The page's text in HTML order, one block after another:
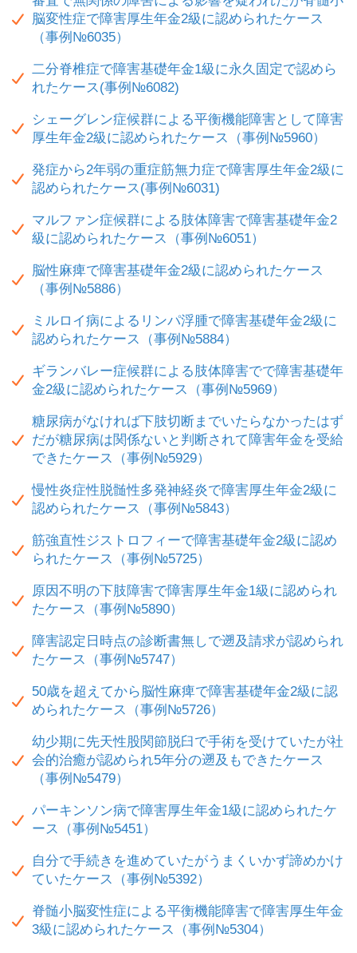
脳変性症で障害厚生年金2級に認められたケース
（事例№6035）
二分脊椎症で障害基礎年金1級に永久固定で認めら
れたケース(事例№6082)
シェーグレン症候群による平衡機能障害として障害
厚生年金2級に認められたケース（事例№5960）
発症から2年弱の重症筋無力症で障害厚生年金2級に
認められたケース(事例№6031)
マルファン症候群による肢体障害で障害基礎年金2
級に認められたケース（事例№6051）
脳性麻痺で障害基礎年金2級に認められたケース
（事例№5886）
ミルロイ病によるリンパ浮腫で障害基礎年金2級に
認められたケース（事例№5884）
ギランバレー症候群による肢体障害でで障害基礎年
金2級に認められたケース（事例№5969）
糖尿病がなければ下肢切断までいたらなかったはず
だが糖尿病は関係ないと判断されて障害年金を受給
できたケース（事例№5929）
慢性炎症性脱髄性多発神経炎で障害厚生年金2級に
認められたケース（事例№5843）
筋強直性ジストロフィーで障害基礎年金2級に認め
られたケース（事例№5725）
原因不明の下肢障害で障害厚生年金1級に認められ
たケース（事例№5890）
障害認定日時点の診断書無しで遡及請求が認められ
たケース（事例№5747）
50歳を超えてから脳性麻痺で障害基礎年金2級に認
められたケース（事例№5726）
幼少期に先天性股関節脱臼で手術を受けていたが社
会的治癒が認められ5年分の遡及もできたケース
（事例№5479）
パーキンソン病で障害厚生年金1級に認められたケ
ース（事例№5451）
自分で手続きを進めていたがうまくいかず諦めかけ
ていたケース（事例№5392）
脊髄小脳変性症による平衡機能障害で障害厚生年金
3級に認められたケース（事例№5304）